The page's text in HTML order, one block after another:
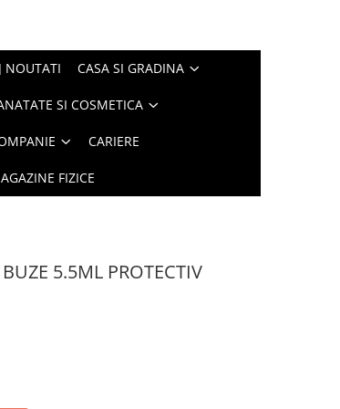
NOUTATI CASA SI GRADINA
SI COSMETICA
CARIERE
FIZICE
5.5ML PROTECTIV